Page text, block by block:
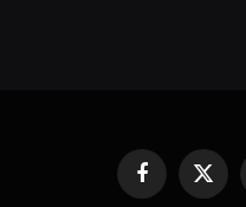
Facebook
X